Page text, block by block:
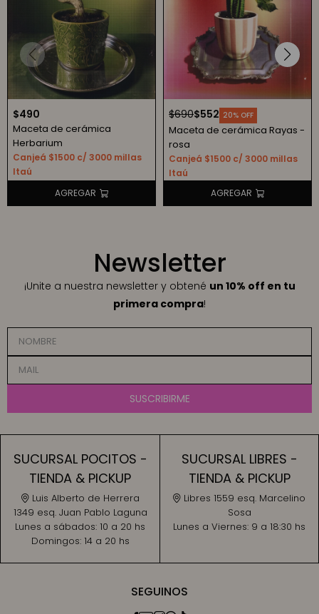
$490
Maceta de cerámica
Herbarium
Canjeá $1500 c/ 3000 millas
Itaú
$552
$690 20
Maceta de cerámica Rayas -
rosa
Canjeá $1500 c/ 3000 millas
Itaú
SEGUINOS
Newsletter
¡Unite a nuestra newsletter y obtené un 10% off en tu
primera compra!
SUSCRIBIRME
SUCURSAL POCITOS -
TIENDA & PICKUP
Luis Alberto de Herrera
1349 esq. Juan Pablo Laguna
Lunes a sábados: 10 a 20 hs
Domingos: 14 a 20 hs
SUCURSAL LIBRES -
TIENDA & PICKUP
Libres 1559 esq. Marcelino
Sosa
Lunes a Viernes: 9 a 18:30 hs